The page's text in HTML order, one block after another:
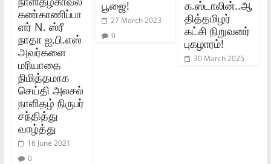
கண்காணிப்பா
ளர் N. ஸ்ரீ
நாதா ஐ.பி.எஸ்
அவர்களை
மரியாதை
நிமித்தமாக
செய்தி அலசல்
நாளிதழ் நிருபர்
சந்தித்து
வாழ்த்து
16 June 2021
0
பூஜை!
27 March 2023
0
க.ஸ்டாலின்..ஆ
தித்தமிழர்
கட்சி நிறுவனர்
புகழாரம்!
30 March 2025